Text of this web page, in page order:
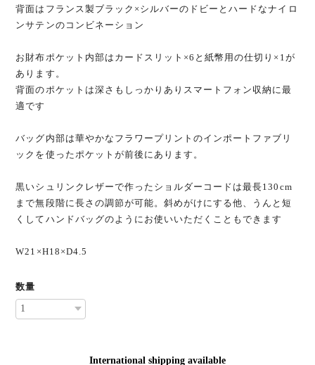
背面はフランス製ブラック×シルバーのドビーとハードなナイロ
ンサテンのコンビネーション
お財布ポケット内部はカードスリット×6と紙幣用の仕切り×1が
あります。
背面のポケットは深さもしっかりありスマートフォン収納に最
適です
バッグ内部は華やかなフラワープリントのインポートファブリ
ックを使ったポケットが前後にあります。
黒いシュリンクレザーで作ったショルダーコードは最長130cm
まで無段階に長さの調節が可能。斜めがけにする他、うんと短
くしてハンドバッグのようにお使いいただくこともできます
W21×H18×D4.5
数量
International shipping available